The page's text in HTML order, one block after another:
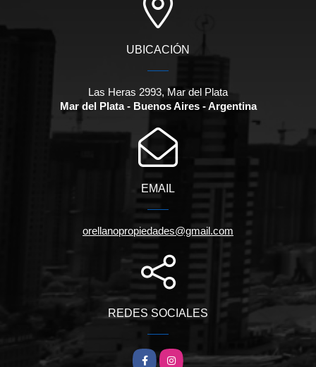
UBICACIÓN
Las Heras 2993, Mar del Plata
Mar del Plata - Buenos Aires - Argentina
EMAIL
orellanopropiedades@gmail.com
REDES SOCIALES
FacebookInstagram